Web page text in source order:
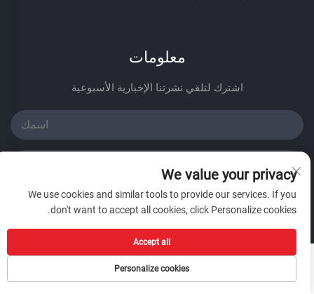
معلومات
اشترك لتلقي نشرتنا الإخبارية الأسبوعية
أرسل
We value your privacy
We use cookies and similar tools to provide our services. If you
don't want to accept all cookies, click Personalize cookies.
Personalize cookies
Accept all